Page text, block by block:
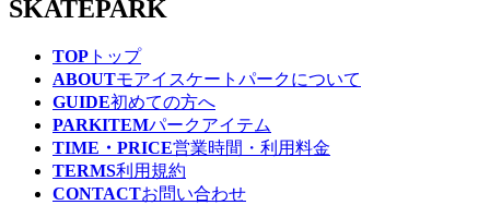
TOP トップ
ABOUTモアイスケートパークについて
GUIDE初めての方へ
PARKITEMパークアイテム
TIME・PRICE営業時間・利用料金
TERMS利用規約
CONTACTお問い合わせ